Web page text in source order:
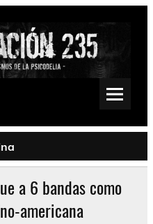
Sludge, Fuzz, Space, Drone
a 6 bandas como
americana